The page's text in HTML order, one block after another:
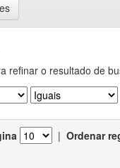
refinar o resultado de
| Ordenar